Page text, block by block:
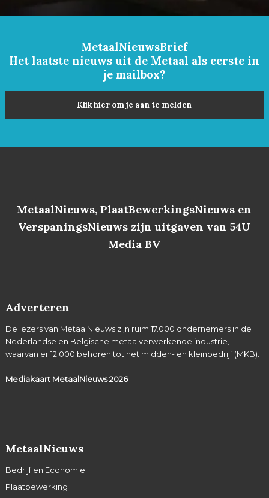
MetaalNieuwsBrief
Het laatste nieuws uit de Metaal als eerste in
je mailbox?
Klik hier om je aan te melden
MetaalNieuws, PlaatBewerkingsNieuws en
VerspaningsNieuws zijn uitgaven van 54U
Media BV
Adverteren
De lezers van MetaalNieuws zijn ruim 17.000 ondernemers in de
Nederlandse en Belgische metaalverwerkende industrie,
waarvan er 12.000 behoren tot het midden- en kleinbedrijf (MKB).
Mediakaart MetaalNieuws2026
MetaalNieuws
Bedrijf en Economie
Plaatbewerking